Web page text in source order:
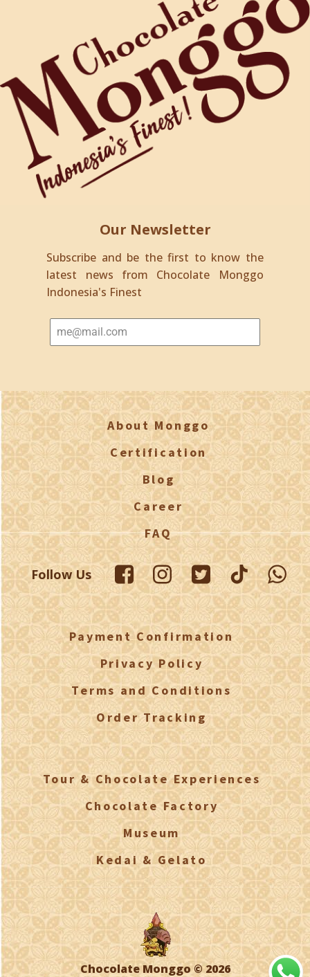
Our Newsletter
Subscribe and be the first to know the
latest news from Chocolate Monggo
Indonesia's Finest
About Monggo
Certification
Blog
Career
FAQ
Follow Us
Payment Confirmation
Privacy Policy
Terms and Conditions
Order Tracking
Tour & Chocolate Experiences
Chocolate Factory
Museum
Kedai & Gelato
Chocolate Monggo © 2026